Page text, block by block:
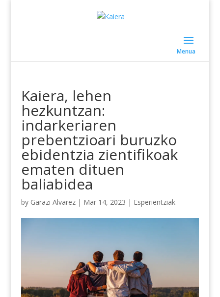
Kaiera, lehen
hezkuntzan:
indarkeriaren
prebentzioari buruzko
ebidentzia zientifikoak
ematen dituen
baliabidea
by Garazi Alvarez| Mar 14, 2023 | Esperientziak